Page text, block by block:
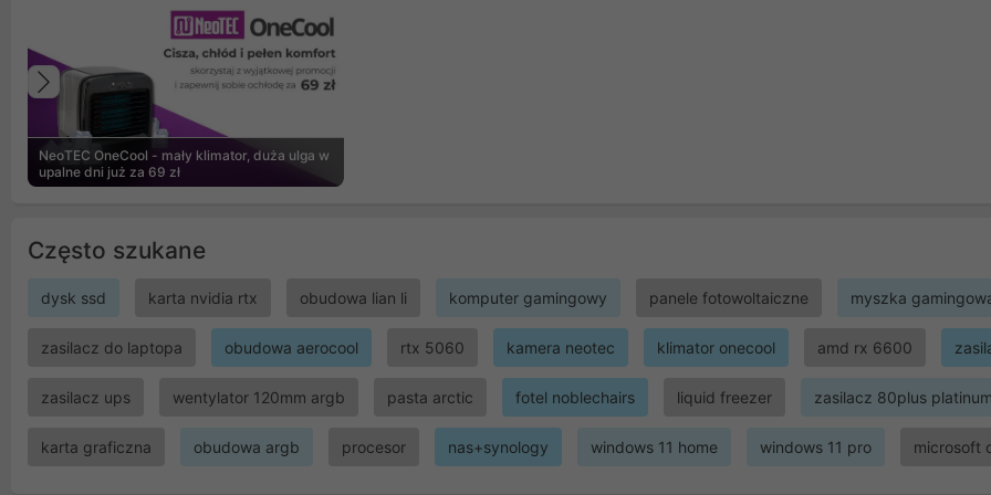
NeoTEC OneCool - mały klimator, duża ulga w
upalne dni już za 69 zł
Poprzedni
Często szukane
dysk ssd karta nvidia rtx obudowa lian li komputer gamingowy panele fotowoltaiczne myszka
zasilacz do laptopa obudowa aerocool rtx 5060 kamera neotec klimator onecool amd rx 6600
zasilacz ups wentylator 120mm argb pasta arctic fotel noblechairs liquid freezer zasilacz 80plus platinum
karta graficzna obudowa argb procesor nas+synology windows 11 home windows 11 pro microsoft